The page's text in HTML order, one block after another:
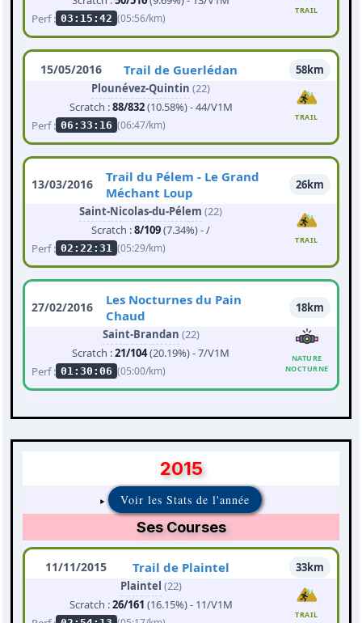
Perf : 03:15:42 (05:56/km)
TRAIL
15/05/2016 Trail de Guerlédan
58km
Plounévez-Quintin (22)
Scratch :88/832(10.58%) - 44/V1M
Perf : 06:33:16 (06:47/km)
TRAIL
13/03/2016
Trail du Pélem - Le Grand
Méchant Loup
26km
Saint-Nicolas-du-Pélem (22)
Scratch :8/109(7.34%) - /
Perf : 02:22:31 (05:29/km)
TRAIL
27/02/2016
Les Nocturnes du Pain
Chaud
18km
Saint-Brandan (22)
Scratch :21/104(20.19%) - 7/V1M
Perf : 01:30:06 (05:00/km)
NATURE
NOCTURNE
2015
Voir les Stats de l'année
Ses Courses
11/11/2015 Trail de Plaintel
33km
Plaintel (22)
Scratch :26/161 (16.15%) - 11/V1M
TRAIL